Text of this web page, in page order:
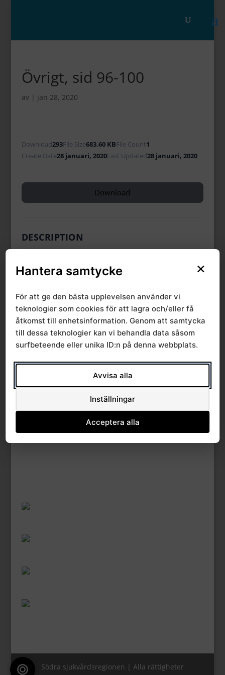
Övrigt, sid 96-100
av | jan 28, 2020
Download293File Size683.60 KBFile Count1
Create Date28 januari, 2020Last Updated28 januari, 2020
Download
DESCRIPTION
Avtal och priser , Prislista 2020 , Prislistor , SRVN
SIMILAR DOWNLOADS
No related download found!
Södra sjukvårdsregionen | Alla rättigheter
×
Hantera samtycke
För att ge den bästa upplevelsen använder vi
teknologier som cookies för att lagra och/eller få
åtkomst till enhetsinformation. Genom att samtycka
till dessa teknologier kan vi behandla data såsom
surfbeteende eller unika ID:n på denna webbplats.
Avvisa alla
Inställningar
Acceptera alla